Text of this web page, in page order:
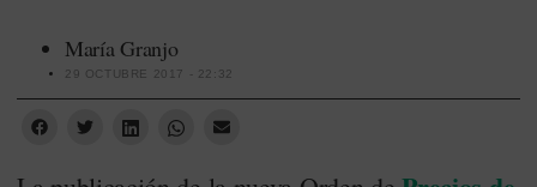
María Granjo
29 OCTUBRE 2017 - 22:32